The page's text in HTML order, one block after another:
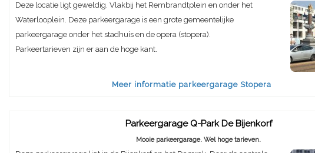
Deze locatie ligt geweldig. Vlakbij het Rembrandtplein en onder het
Waterlooplein. Deze parkeergarage is een grote gemeentelijke
parkeergarage onder het stadhuis en de opera (stopera).
Parkeertarieven zijn er aan de hoge kant.
Meer informatie parkeergarage Stopera
Parkeergarage Q-Park De Bijenkorf
Mooie parkeergarage. Wel hoge tarieven.